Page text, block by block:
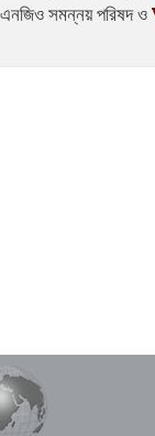
সমন্নয় পরিষদ ও